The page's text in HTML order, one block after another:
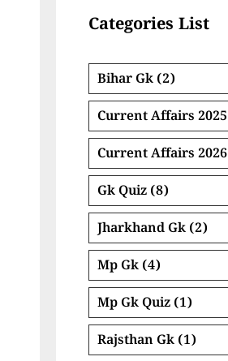
Categories List
Bihar Gk (2)
Current Affairs 2025
Current Affairs 2026
Gk Quiz (8)
Jharkhand Gk (2)
Mp Gk (4)
Mp Gk Quiz (1)
Rajsthan Gk (1)